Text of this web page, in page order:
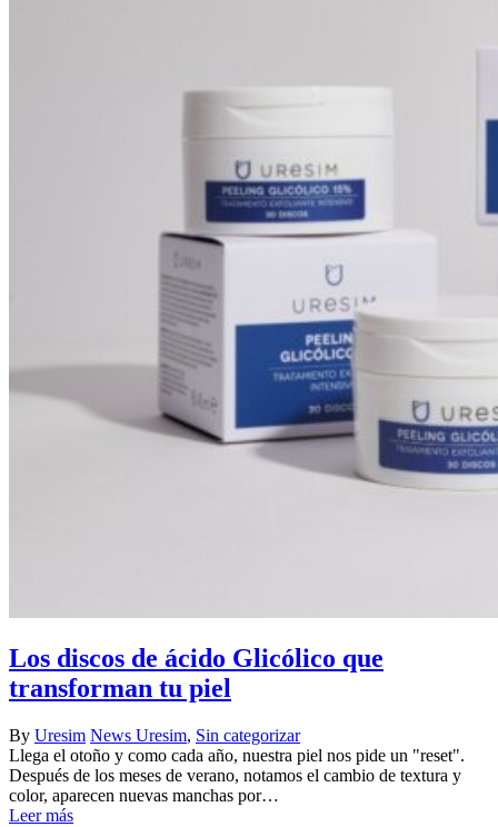
Los discos de ácido Glicólico que
transforman tu piel
By Uresim News Uresim, Sin categorizar
Llega el otoño y como cada año, nuestra piel nos pide un "reset".
Después de los meses de verano, notamos el cambio de textura y
color, aparecen nuevas manchas por…
Leer más